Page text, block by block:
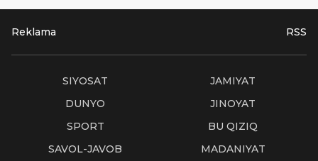
Reklama RSS
SIYOSAT
JAMIYAT
DUNYO
JINOYAT
SPORT
BU QIZIQ
SAVOL-JAVOB
MADANIYAT